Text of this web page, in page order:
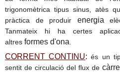
trigonomètrica tipus sinus , atès
pràctica de produir
energia
Tanmateix hi ha certes
altres formes d'ona
CORRENT CONTINU: és un
sentit de circulació del flux de